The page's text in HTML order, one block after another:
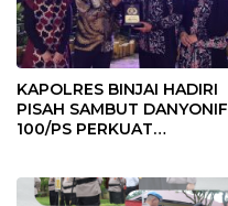
KAPOLRES BINJAI HADIRI
PISAH SAMBUT DANYONIF
100/PS PERKUAT